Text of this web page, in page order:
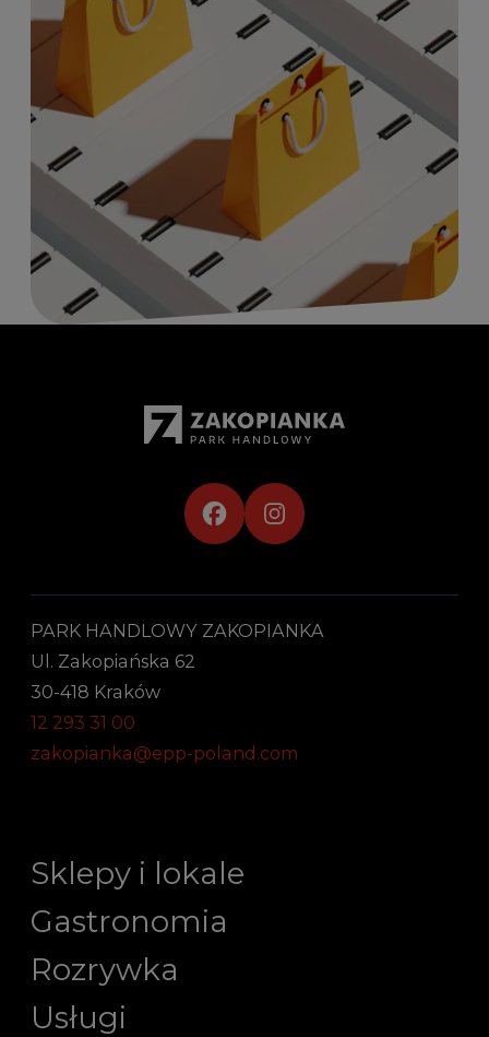
PARK HANDLOWY ZAKOPIANKA
Ul. Zakopiańska 62
30-418 Kraków
12 293 31 00
zakopianka@epp-poland.com
Sklepy i lokale
Gastronomia
Rozrywka
Usługi